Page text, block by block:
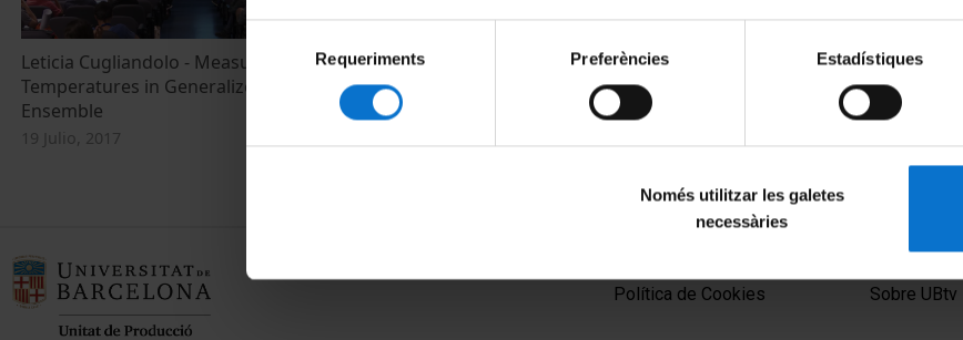
consentiment
Requeriments Preferències Estadístiques
Només utilitzar les galetes
necessàries
Leticia Cugliandolo - Measuring Effective
Temperatures in Generalized Gibbs
Ensemble
19 Julio, 2017
Política de Cookies
PEU 2
Sobre UBtv